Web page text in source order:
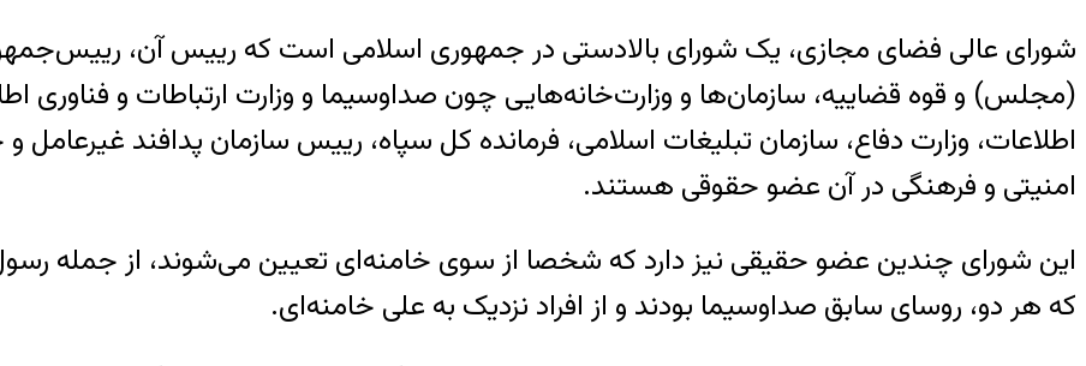
شورای عالی فضای مجازی، یک شورای بالادستی در جمهوری اسلامی است که رییس آن،
(مجلس) و قوه قضاییه، سازمان‌ها و وزارت‌خانه‌هایی چون صداوسیما و وزارت ارتباطات و فناوری
امنیتی و فرهنگی در آن عضو حقوقی هستند.
این شورای چندین عضو حقیقی نیز دارد که شخصا از سوی خامنه‌ای تعیین می‌شوند، از جمله
که هر دو، روسای سابق صداوسیما بودند و از افراد نزدیک به علی خامنه‌ای.